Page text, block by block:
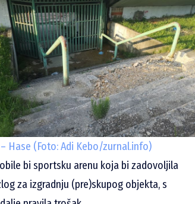
Hase (Foto: Adi Kebo/zurnal.info)
bi sportsku arenu koja bi zadovoljila
za izgradnju (pre)skupog objekta, s